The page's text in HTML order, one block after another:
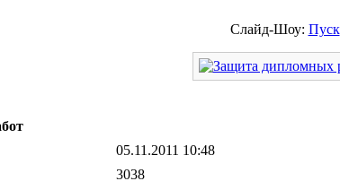
Слайд-Шоу: Пуск
05.11.2011 10:48
3038